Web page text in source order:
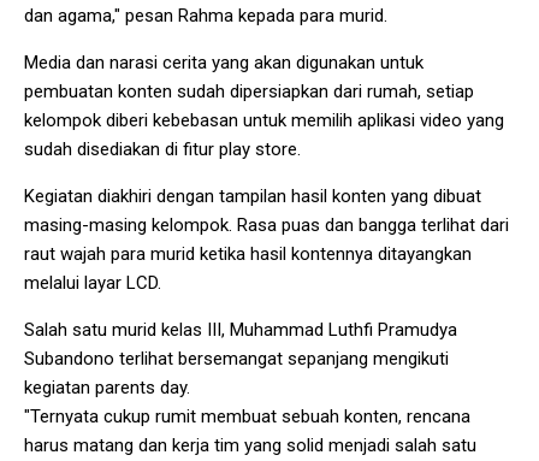
dan agama," pesan Rahma kepada para murid.
Media dan narasi cerita yang akan digunakan untuk
pembuatan konten sudah dipersiapkan dari rumah, setiap
kelompok diberi kebebasan untuk memilih aplikasi video yang
sudah disediakan di fitur play store.
Kegiatan diakhiri dengan tampilan hasil konten yang dibuat
masing-masing kelompok. Rasa puas dan bangga terlihat dari
raut wajah para murid ketika hasil kontennya ditayangkan
melalui layar LCD.
Salah satu murid kelas III, Muhammad Luthfi Pramudya
Subandono terlihat bersemangat sepanjang mengikuti
kegiatan parents day.
"Ternyata cukup rumit membuat sebuah konten, rencana
harus matang dan kerja tim yang solid menjadi salah satu